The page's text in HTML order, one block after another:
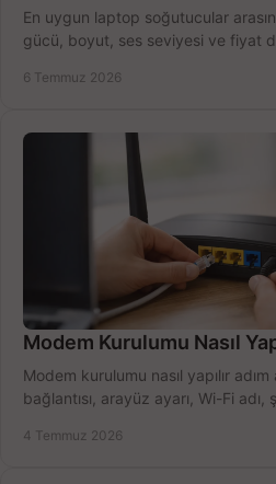
En uygun laptop soğutucular
gücü, boyut, ses seviyesi ve fiyat
6 Temmuz 2026
Modem Kurulumu Nasıl
Modem kurulumu nasıl yapılır
bağlantısı, arayüz ayarı, Wi-Fi
4 Temmuz 2026